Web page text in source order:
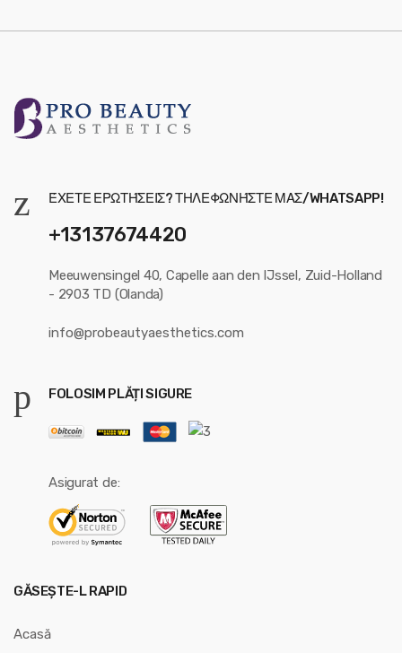
ΈΧΕΤΕ ΕΡΩΤΉΣΕΙΣ? ΤΗΛΕΦΩΝΉΣΤΕ ΜΑΣ/WHATSAPP!
+13137674420
Meeuwensingel 40, Capelle aan den IJssel, Zuid-Holland
- 2903 TD (Olanda)
info@probeautyaesthetics.com
FOLOSIM PLĂȚI SIGURE
Asigurat de:
GĂSEȘTE-L RAPID
Acasă